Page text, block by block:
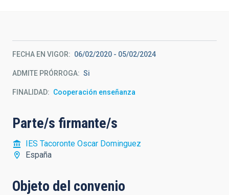
FECHA EN VIGOR 06/02/2020 - 05/02/2024
ADMITE PRÓRROGA Si
FINALIDAD Cooperación enseñanza
Parte/s firmante/s
IES Tacoronte Oscar Dominguez
España
Objeto del convenio